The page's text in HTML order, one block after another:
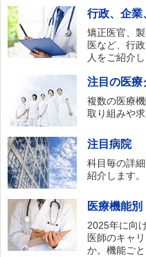
行政、企業
矯正医官、
医など、行
人をご紹介し
注目の医療
複数の医療
取り組みや
注目病院
科目毎の詳
紹介します。
医療機能
2025年に向
医師のキャ
か。機能ごと